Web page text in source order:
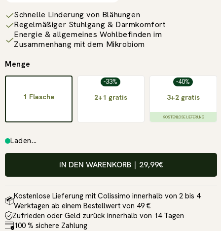
Schnelle Linderung von Blähungen
Regelmäßiger Stuhlgang & Darmkomfort
Energie & allgemeines Wohlbefinden im
Zusammenhang mit dem Mikrobiom
Menge
1 Flasche
-33%
2+1 gratis
-40%
3+2 gratis
KOSTENLOSE LIEFERUNG
Laden...
IN DEN WARENKORB｜ 29,99€
Kostenlose Lieferung mit Colissimo innerhalb von 2 bis 4
Werktagen ab einem Bestellwert von 49 €
Zufrieden oder Geld zurück innerhalb von 14 Tagen
100 % sichere Zahlung